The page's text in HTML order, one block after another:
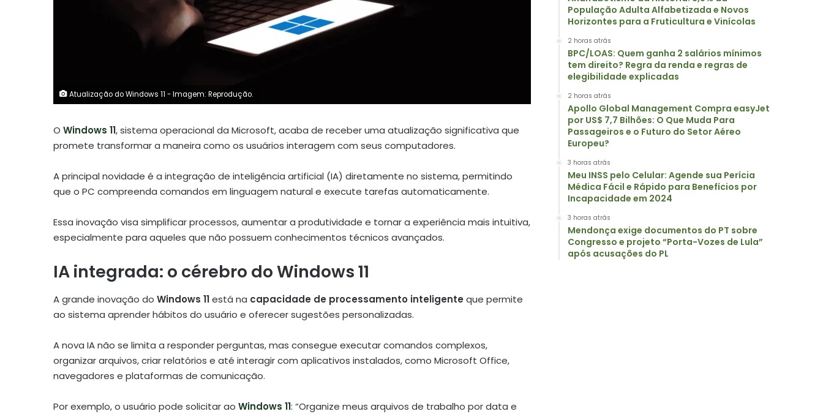
Atualização do Windows 11 - Imagem: Reprodução.
O Windows 11, sistema operacional da Microsoft, acaba de receber uma atualização significativa que
promete transformar a maneira como os usuários interagem com seus computadores.
A principal novidade é a integração de inteligência artificial (IA) diretamente no sistema, permitindo
que o PC compreenda comandos em linguagem natural e execute tarefas automaticamente.
Essa inovação visa simplificar processos, aumentar a produtividade e tornar a experiência mais intuitiva,
especialmente para aqueles que não possuem conhecimentos técnicos avançados.
IA integrada: o cérebro do Windows 11
A grande inovação do Windows 11está na capacidade de processamento inteligente que permite
ao sistema aprender hábitos do usuário e oferecer sugestões personalizadas.
A nova IA não se limita a responder perguntas, mas consegue executar comandos complexos,
organizar arquivos, criar relatórios e até interagir com aplicativos instalados, como Microsoft Office,
navegadores e plataformas de comunicação.
Por exemplo, o usuário pode solicitar ao Windows 11: “Organize meus arquivos de trabalho por data e
População Adulta Alfabetizada e Novos
Horizontes para a Fruticultura e Vinícolas
2 horas atrás
BPC/LOAS: Quem ganha 2 salários mínimos
tem direito? Regra da renda e regras de
elegibilidade explicadas
2 horas atrás
Apollo Global Management Compra easyJet
por US$ 7,7 Bilhões: O Que Muda Para
Passageiros e o Futuro do Setor Aéreo
Europeu?
3 horas atrás
Meu INSS pelo Celular: Agende sua Perícia
Médica Fácil e Rápido para Benefícios por
Incapacidade em 2024
3 horas atrás
Mendonça exige documentos do PT sobre
Congresso e projeto “Porta-Vozes de Lula”
após acusações do PL